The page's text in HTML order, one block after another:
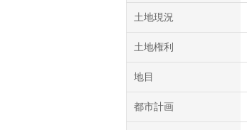
土地現況
土地権利
地目
都市計画